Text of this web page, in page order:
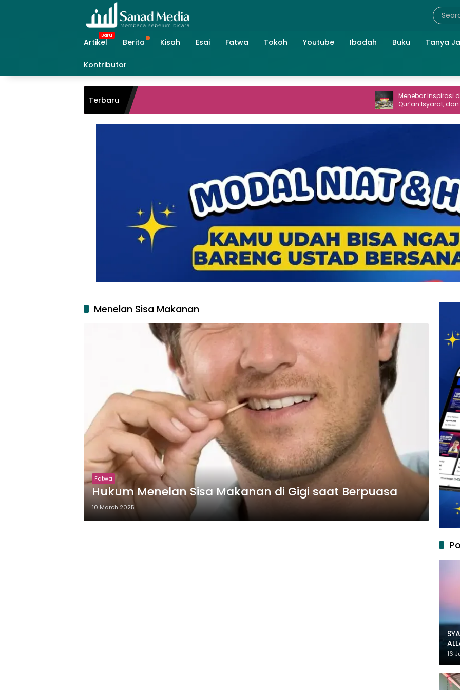
Artikel
Berita Kisah Esai Fatwa Tokoh Youtube Ibadah Buku Tanya
Kontributor
Terbaru
Menebar Inspirasi di Perum TNI AL:
Qur’an Isyarat, dan Perpisahan
Hangat
Menelan Sisa Makanan
Fatwa
Hukum Menelan Sisa Makanan di Gigi saat Berpuasa
10 March 2025
16